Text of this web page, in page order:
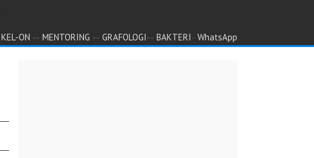
KEL-ON -- MENTORING -- GRAFOLOGI-- BAKTERI- WhatsApp